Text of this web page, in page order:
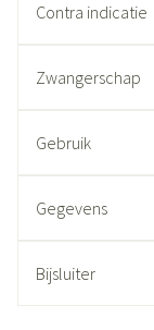
Contra indicatie
Zwangerschap
Gebruik
Gegevens
Bijsluiter